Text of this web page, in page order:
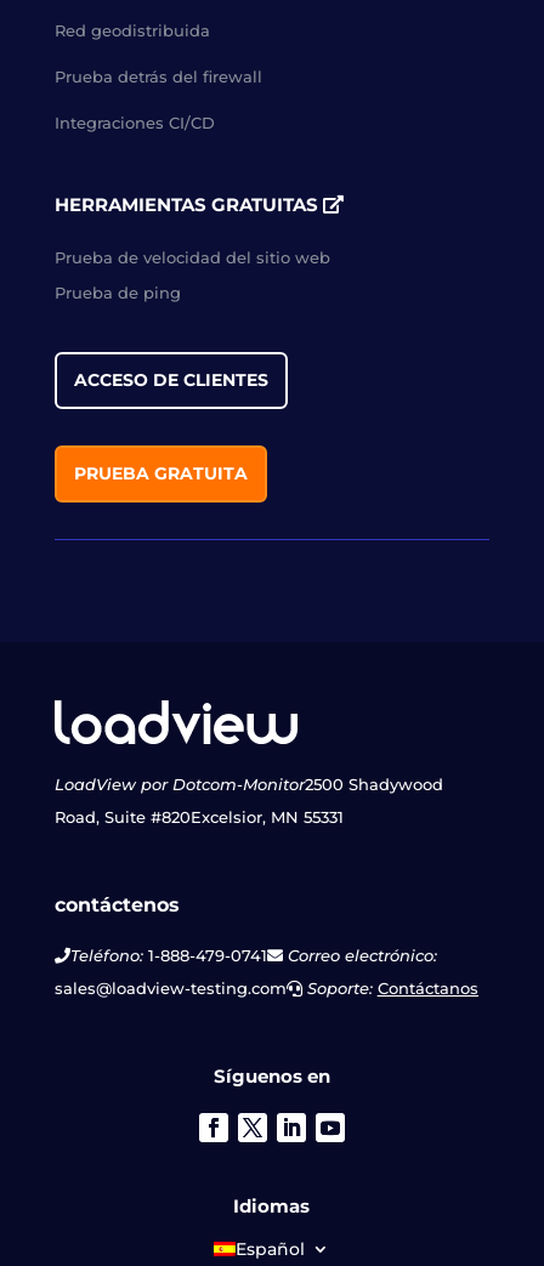
Red geodistribuida
Prueba detrás del firewall
Integraciones CI/CD
HERRAMIENTAS GRATUITAS
Prueba de velocidad del sitio web
Prueba de ping
ACCESO DE CLIENTES
PRUEBA GRATUITA
LoadView por Dotcom-Monitor2500 Shadywood
Road, Suite #820Excelsior, MN 55331
contáctenos
Teléfono:1-888-479-0741
Correo electrónico:
sales@loadview-testing.com
Soporte: Contáctanos
Síguenos en
Idiomas
Español